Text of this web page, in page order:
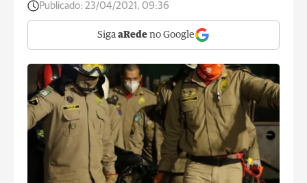
Publicado: 23/04/2021, 09:36
Siga aRede no Google